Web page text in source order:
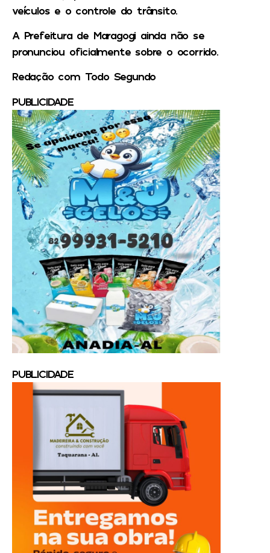
veículos e o controle do trânsito.
A Prefeitura de Maragogi ainda não se
pronunciou oficialmente sobre o ocorrido.
Redação com Todo Segundo
PUBLICIDADE
PUBLICIDADE